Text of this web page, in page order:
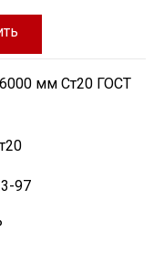
мм Ст20 ГОСТ
97